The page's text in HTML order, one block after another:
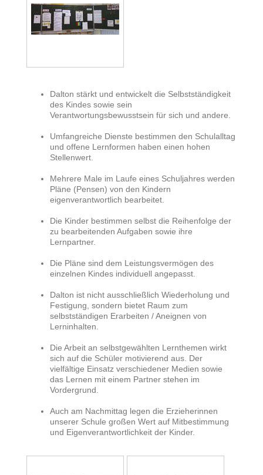
Dalton stärkt und entwickelt die Selbstständigkeit
des Kindes sowie sein
Verantwortungsbewusstsein für sich und andere.
Umfangreiche Dienste bestimmen den Schulalltag
und offene Lernformen haben einen hohen
Stellenwert.
Mehrere Male im Laufe eines Schuljahres werden
Pläne (Pensen) von den Kindern
eigenverantwortlich bearbeitet.
Die Kinder bestimmen selbst die Reihenfolge der
zu bearbeitenden Aufgaben sowie ihre
Lernpartner.
Die Pläne sind dem Leistungsvermögen des
einzelnen Kindes individuell angepasst.
Dalton ist nicht ausschließlich Wiederholung und
Festigung, sondern bietet Raum zum
selbstständigen Erarbeiten / Aneignen von
Lerninhalten.
Die Arbeit an selbstgewählten Lernthemen wirkt
sich auf die Schüler motivierend aus. Der
vielfältige Einsatz verschiedener Medien sowie
das Lernen mit einem Partner stehen im
Vordergrund.
Auch am Nachmittag legen die Erzieherinnen
unserer Schule großen Wert auf Mitbestimmung
und Eigenverantwortlichkeit der Kinder.